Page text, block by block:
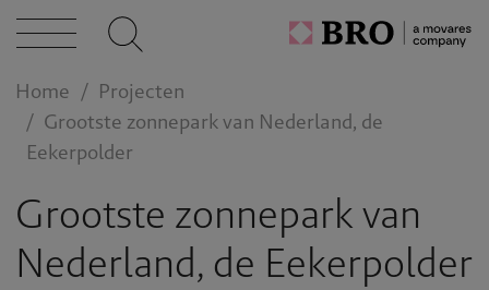
bij
Home
Projecten
Grootste zonnepark van Nederland, de
Eekerpolder
Grootste zonnepark van
Nederland, de Eekerpolder